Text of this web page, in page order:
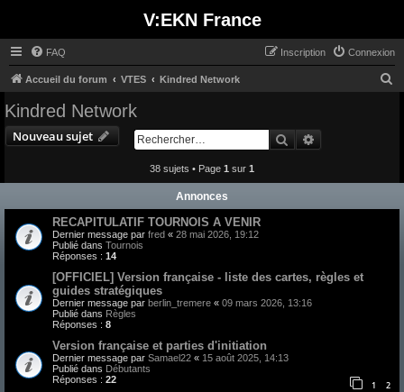
V:EKN France
FAQ Connexion
Inscription
Accueil du forum VTES Kindred Network
r
c
Kindred Network
Nouveau sujet Rechercher
38 sujets • Page 1 sur 1
Annonces
RECAPITULATIF TOURNOIS A VENIR
Dernier message par fred « 28 mai 2026, 19:12
Publié dans Tournois
Réponses : 14
[OFFICIEL] Version française - liste des cartes, règles et
guides stratégiques
Dernier message par berlin_tremere « 09 mars 2026, 13:16
Publié dans Règles
Réponses : 8
Version française et parties d'initiation
Dernier message par Samael22 « 15 août 2025, 14:13
Publié dans Débutants
Réponses : 22 1 2